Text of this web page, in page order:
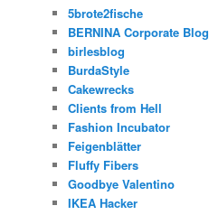
5brote2fische
BERNINA Corporate Blog
birlesblog
BurdaStyle
Cakewrecks
Clients from Hell
Fashion Incubator
Feigenblätter
Fluffy Fibers
Goodbye Valentino
IKEA Hacker